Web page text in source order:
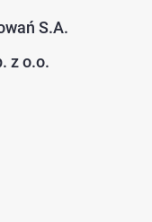
S.A.
z o.o.